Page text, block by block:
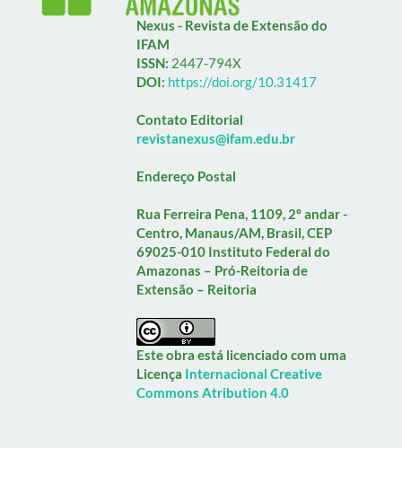
Nexus - Revista de Extensão do
IFAM
ISSN: 2447-794X
DOI: https://doi.org/10.31417
Contato Editorial
revistanexus@ifam.edu.br
Endereço Postal
Rua Ferreira Pena, 1109, 2º andar -
Centro, Manaus/AM, Brasil, CEP
69025-010 Instituto Federal do
Amazonas – Pró-Reitoria de
Extensão – Reitoria
Este obra está licenciado com uma
Licença Internacional Creative
Commons Atribution 4.0